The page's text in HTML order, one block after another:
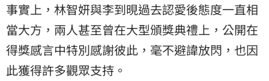
事實上，林智妍與李到晛過去認愛後態度一直相
當大方，兩人甚至曾在大型頒獎典禮上，公開在
得獎感言中特別感謝彼此，毫不避諱放閃，也因
此獲得許多觀眾支持。